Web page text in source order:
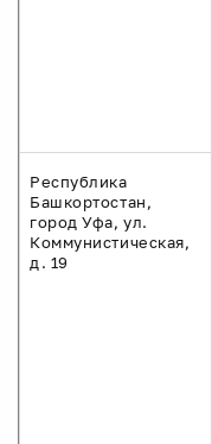
Республика
Башкортостан,
город Уфа, ул.
Коммунистическая,
д. 19